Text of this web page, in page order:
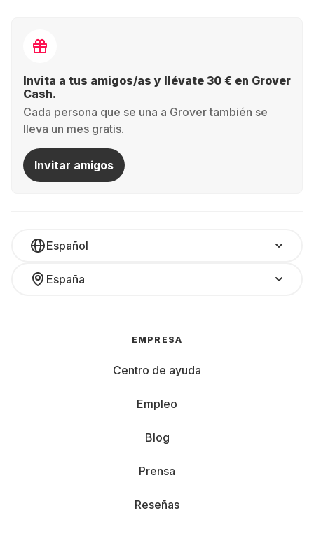
Invita a tus amigos/as y llévate 30 € en Grover
Cash.
Cada persona que se una a Grover también se
lleva un mes gratis.
Invitar amigos
Español
España
EMPRESA
Centro de ayuda
Empleo
Blog
Prensa
Reseñas